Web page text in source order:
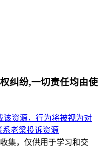
纠纷,一切责任均由使
该资源，行为将被视为对
系老梁投诉资源
集，仅供用于学习和交